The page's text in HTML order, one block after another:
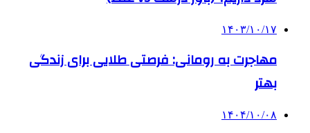
۱۴۰۳/۱۰/۱۷
مهاجرت به رومانی: فرصتی طلایی برای زندگی
بهتر
۱۴۰۴/۱۰/۰۸